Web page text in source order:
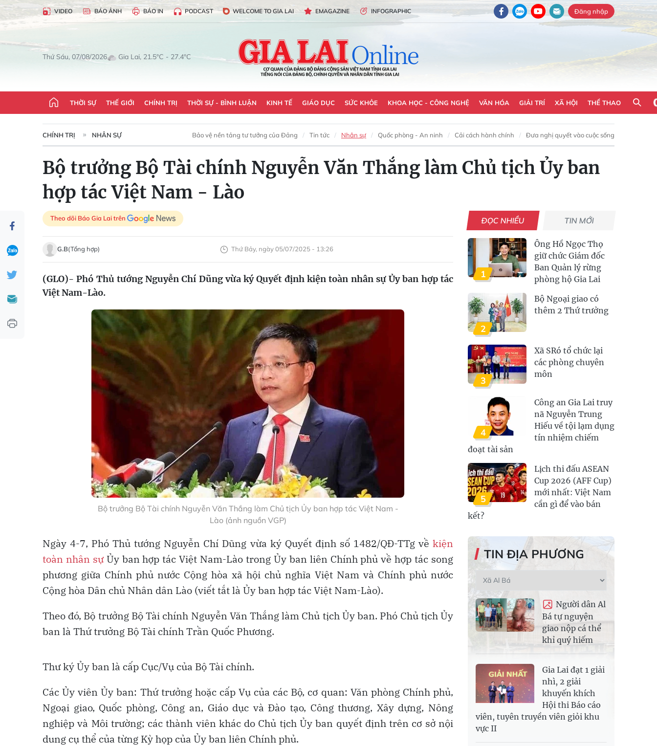
VIDEO BÁO ẢNH BÁO IN PODCAST WELCOME TO GIA LAI EMAGAZINE INFOGRAPHIC Đăng nhập
Thứ Sáu, 07/08/2026 Gia Lai, 21.5°C - 27.4°C
THỜI SỰ THẾ GIỚI CHÍNH TRỊ THỜI SỰ - BÌNH LUẬN KINH TẾ GIÁO DỤC SỨC KHỎE KHOA HỌC - CÔNG NGHỆ VĂN HÓA GIẢI TRÍ XÃ HỘI THỂ THAO
CHÍNH TRỊ NHÂN SỰ Bảo vệ nền tảng tư tưởng của Đảng Tin tức Nhân sự Quốc phòng - An ninh Cải cách hành chính Đưa nghị quyết vào cuộc sống
Bộ trưởng Bộ Tài chính Nguyễn Văn Thắng làm Chủ tịch Ủy ban
hợp tác Việt Nam - Lào
Theo dõi Báo Gia Lai trên
G.B(Tổng hợp) Thứ Bảy, ngày 05/07/2025 - 13:26
(GLO)- Phó Thủ tướng Nguyễn Chí Dũng vừa ký Quyết định kiện toàn nhân sự Ủy ban hợp tác
Việt Nam-Lào.
Bộ trưởng Bộ Tài chính Nguyễn Văn Thắng làm Chủ tịch Ủy ban hợp tác Việt Nam -
Lào (ảnh nguồn VGP)
Ngày 4-7, Phó Thủ tướng Nguyễn Chí Dũng vừa ký Quyết định số 1482/QĐ-TTg về kiện
toàn nhân sựỦy ban hợp tác Việt Nam-Lào trong Ủy ban liên Chính phủ về hợp tác song
phương giữa Chính phủ nước Cộng hòa xã hội chủ nghĩa Việt Nam và Chính phủ nước
Cộng hòa Dân chủ Nhân dân Lào (viết tắt là Ủy ban hợp tác Việt Nam-Lào).
Theo đó, Bộ trưởng Bộ Tài chính Nguyễn Văn Thắng làm Chủ tịch Ủy ban. Phó Chủ tịch Ủy
ban là Thứ trưởng Bộ Tài chính Trần Quốc Phương.
Thư ký Ủy ban là cấp Cục/Vụ của Bộ Tài chính.
Các Ủy viên Ủy ban: Thứ trưởng hoặc cấp Vụ của các Bộ, cơ quan: Văn phòng Chính phủ,
Ngoại giao, Quốc phòng, Công an, Giáo dục và Đào tạo, Công thương, Xây dựng, Nông
nghiệp và Môi trường; các thành viên khác do Chủ tịch Ủy ban quyết định trên cơ sở nội
dung cụ thể của từng Kỳ họp của Ủy ban liên Chính phủ.
ĐỌC NHIỀU TIN MỚI
1
Ông Hồ Ngọc Thọ
giữ chức Giám đốc
Ban Quản lý rừng
phòng hộ Gia Lai
2
Bộ Ngoại giao có
thêm 2 Thứ trưởng
3
Xã SRó tổ chức lại
các phòng chuyên
môn
4
Công an Gia Lai truy
nã Nguyễn Trung
Hiếu về tội lạm dụng
tín nhiệm chiếm
đoạt tài sản
5
Lịch thi đấu ASEAN
Cup 2026 (AFF Cup)
mới nhất: Việt Nam
cần gì để vào bán
kết?
TIN ĐỊA PHƯƠNG
Người dân Al
Bá tự nguyện
giao nộp cá thể
khỉ quý hiếm
Gia Lai đạt 1 giải
nhì, 2 giải
khuyến khích
Hội thi Báo cáo
viên, tuyên truyền viên giỏi khu
vực II